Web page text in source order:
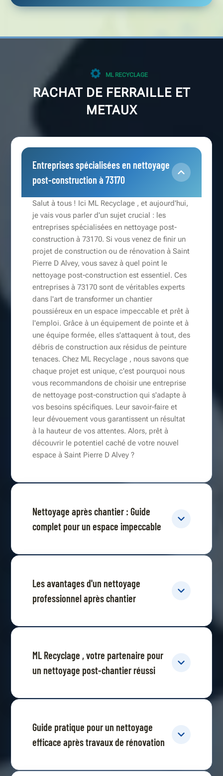
ML RECYCLAGE
RACHAT DE FERRAILLE ET
METAUX
Entreprises spécialisées en nettoyage
post-construction à 73170
Salut à tous ! Ici ML Recyclage , et aujourd'hui,
je vais vous parler d'un sujet crucial : les
entreprises spécialisées en nettoyage post-
construction à 73170. Si vous venez de finir un
projet de construction ou de rénovation à Saint
Pierre D Alvey, vous savez à quel point le
nettoyage post-construction est essentiel. Ces
entreprises à 73170 sont de véritables experts
dans l'art de transformer un chantier
poussiéreux en un espace impeccable et prêt à
l'emploi. Grâce à un équipement de pointe et à
une équipe formée, elles s'attaquent à tout, des
débris de construction aux résidus de peinture
tenaces. Chez ML Recyclage , nous savons que
chaque projet est unique, c'est pourquoi nous
vous recommandons de choisir une entreprise
de nettoyage post-construction qui s'adapte à
vos besoins spécifiques. Leur savoir-faire et
leur dévouement vous garantissent un résultat
à la hauteur de vos attentes. Alors, prêt à
découvrir le potentiel caché de votre nouvel
espace à Saint Pierre D Alvey ?
Nettoyage après chantier : Guide
complet pour un espace impeccable
Les avantages d'un nettoyage
professionnel après chantier
ML Recyclage , votre partenaire pour
un nettoyage post-chantier réussi
Guide pratique pour un nettoyage
efficace après travaux de rénovation